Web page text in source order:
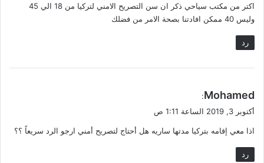
ل
اكتر من مكتب سياحي ذكر ان سن التصريح الامني لتركيا من 18 الي 45
وليس 40 ممكن افادتنا بصحة الامر من فضلك
رد
ي
ق
ل
Mohamed
:
أكتوبر 3, 2019 الساعة 1:11 ص
اذا معي إقامه بتركيا مدتها ساريه هل أحتاج لتصريح أمني ارجو الرد سريعاً ؟؟
رد